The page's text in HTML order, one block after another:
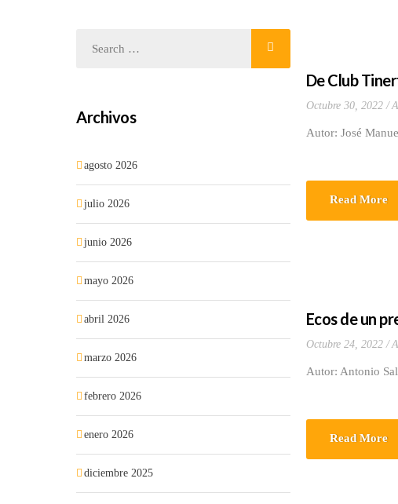
De Club
Octubre 30, 2022
Autor: José
Read More
Ecos de un
Octubre 24, 2022
Autor: Antonio
Read More
Archivos
agosto 2026
julio 2026
junio 2026
mayo 2026
abril 2026
marzo 2026
febrero 2026
enero 2026
diciembre 2025